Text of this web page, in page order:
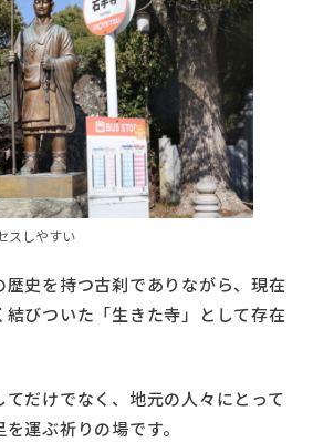
スしやすい
史を持つ古刹でありながら、現在
びついた「生きた寺」として存在
だけでなく、地元の人々にとって
運ぶ祈りの場です。